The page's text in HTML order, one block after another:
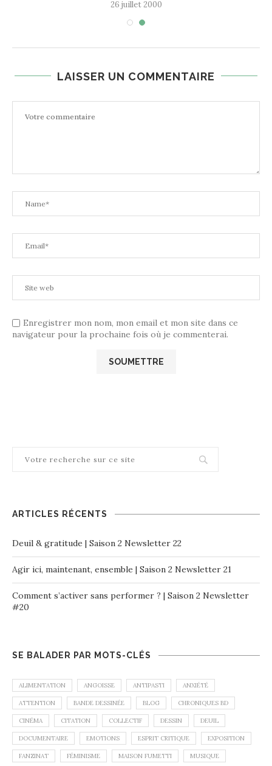
26 juillet 2000
LAISSER UN COMMENTAIRE
Enregistrer mon nom, mon email et mon site dans ce
navigateur pour la prochaine fois où je commenterai.
ARTICLES RÉCENTS
Deuil & gratitude | Saison 2 Newsletter 22
Agir ici, maintenant, ensemble | Saison 2 Newsletter 21
Comment s’activer sans performer ? | Saison 2 Newsletter
#20
SE BALADER PAR MOTS-CLÉS
ALIMENTATION ANGOISSE ANTIPASTI ANXIÉTÉ
ATTENTION BANDE DESSINÉE BLOG CHRONIQUES BD
CINÉMA CITATION COLLECTIF DESSIN DEUIL
DOCUMENTAIRE EMOTIONS ESPRIT CRITIQUE EXPOSITION
FANZINAT FÉMINISME MAISON FUMETTI MUSIQUE